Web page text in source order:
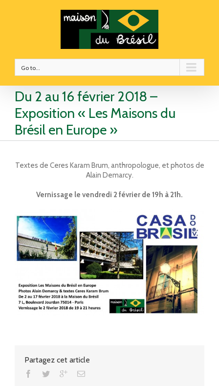
Go to...
Du 2 au 16 février 2018 –
Exposition « Les Maisons du
Brésil en Europe »
Textes de Ceres Karam Brum, anthropologue, et photos de
Alain Demarcy.
Vernissage le vendredi 2 février de 19h à 21h.
Partagez cet article